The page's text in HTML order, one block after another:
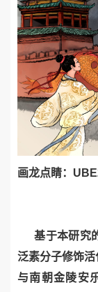
画龙点睛：
基于本研究
泛素分子修饰活
与南朝金陵安